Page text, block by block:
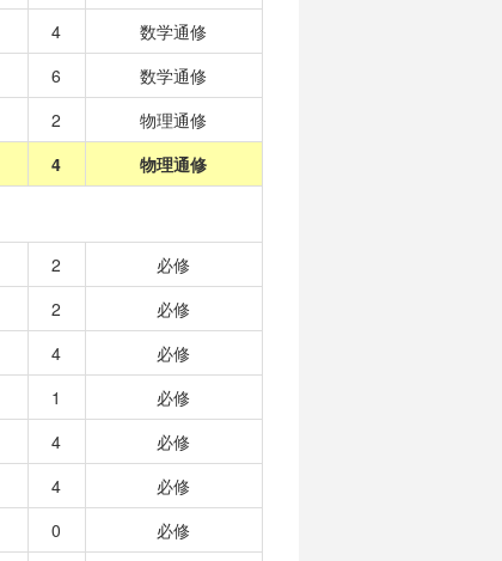
4
数学通修
6
数学通修
2
物理通修
4 物理通修
2
必修
2
必修
4
必修
1
必修
4
必修
4
必修
0
必修